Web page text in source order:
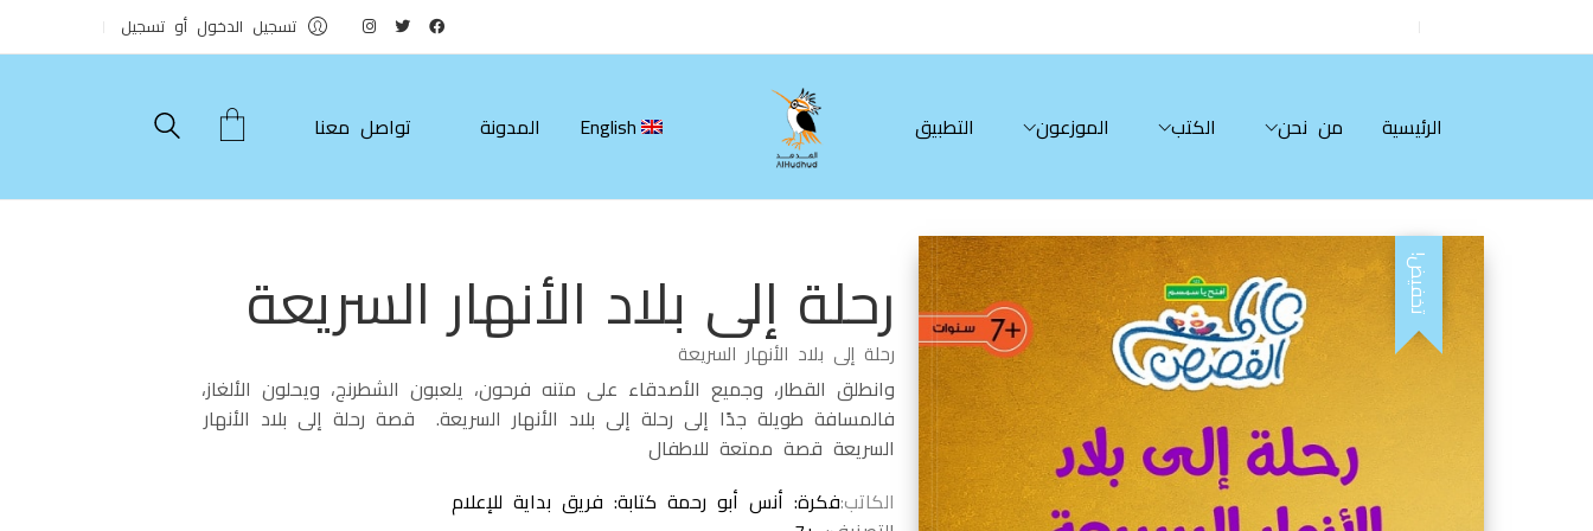
تسجيل الدخول أو تسجيل
الرئيسية من نحن الكتب الموزعون التطبيق English المدونة تواصل معنا
تخفيض! رحلة إلى بلاد الأنهار السريعة
رحلة إلى بلاد الأنهار السريعة
وانطلق القطار، وجميع الأصدقاء على متنه فرحون، يلعبون الشطرنج، ويحلون الألغاز،
فالمسافة طويلة جدًا إلى رحلة إلى بلاد الأنهار السريعة. قصة رحلة إلى بلاد الأنهار
السريعة قصة ممتعة للاطفال
الكاتبفكرة: أنس أبو رحمة كتابة: فريق بداية للإعلام